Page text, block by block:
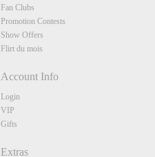
Fan Clubs
Promotion Contests
Show Offers
Flirt du mois
Account Info
Login
VIP
Gifts
Extras